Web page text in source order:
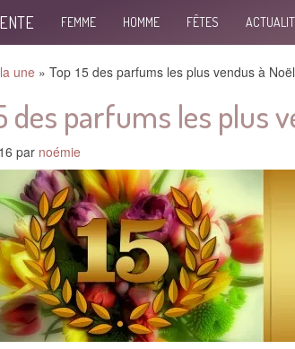
FEMME HOMME FÊTES
une » Top 15 des parfums les plus vendus à
des parfums les plus
par noémie